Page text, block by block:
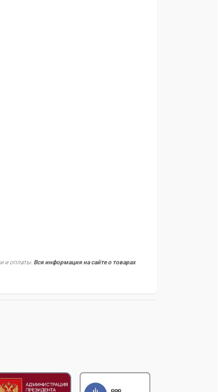
и оплаты. Вся информация на сайте о товарах